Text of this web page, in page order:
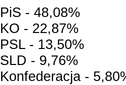
PiS - 48,08%
KO - 22,87%
PSL - 13,50%
SLD - 9,76%
Konfederacja -